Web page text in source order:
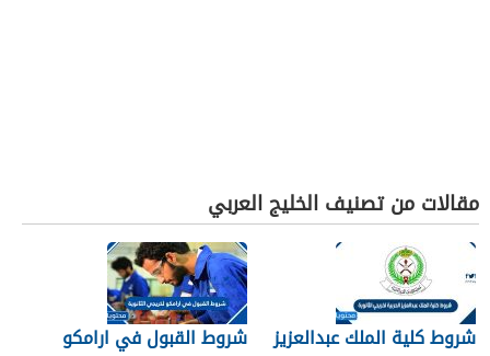
مقالات من تصنيف الخليج العربي
شروط كلية الملك عبدالعزيز
شروط القبول في ارامكو